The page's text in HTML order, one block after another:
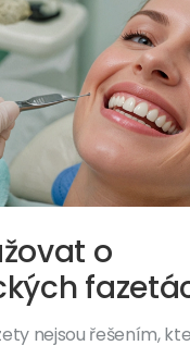
o
nejsou řešením,